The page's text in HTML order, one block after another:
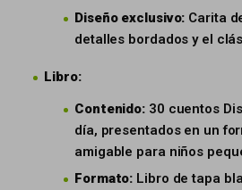
Diseño exclusivo: Carita
detalles bordados y el
Libro:
Contenido: 30 cuentos
día, presentados en un
amigable para niños
Formato: Libro de tapa